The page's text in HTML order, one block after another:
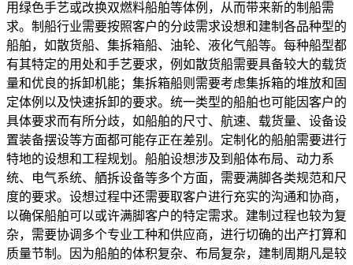
用绿色手艺或改换双燃料船舶等体例，从而带来新的制船需
求。制船行业需要按照客户的分歧需求设想和建制各品种型的
船舶，如散货船、集拆箱船、油轮、液化气船等。每种船型都
有其特定的用处和手艺要求，例如散货船需要具备较大的载货
量和优良的拆卸机能；集拆箱船则需要考虑集拆箱的堆放和固
定体例以及快速拆卸的要求。统一类型的船舶也可能因客户的
具体要求而有所分歧，如船舶的尺寸、航速、载货量、设备设
置装备摆设等方面都可能存正在差别。定制化的船舶需要进行
特地的设想和工程规划。船舶设想涉及到船体布局、动力系
统、电气系统、舾拆设备等多个方面，需要满脚各类规范和尺
度的要求。设想过程中还需要取客户进行充实的沟通和协商，
以确保船舶可以或许满脚客户的特定需求。建制过程也较为复
杂，需要协调多个专业工种和供应商，进行切确的出产打算和
质量节制。因为船舶的体积复杂、布局复杂，建制周期凡是较